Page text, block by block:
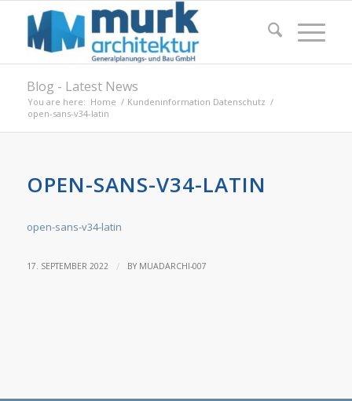
Blog - Latest News
You are here: Home / Kundeninformation Datenschutz /
open-sans-v34-latin
OPEN-SANS-V34-LATIN
open-sans-v34-latin
17. SEPTEMBER 2022 / BY MUADARCHI-007